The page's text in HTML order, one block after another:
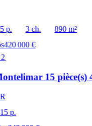
5 p. 3 ch.
890 m²
420 000 €
15 pièce(s)
15 p.